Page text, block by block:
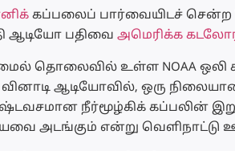
கப்பலைப் பார்வையிடச் சென்ற
ஆடியோ பதிவை அமெரிக்க
மைல் தொலைவில் உள்ள NOAA ஒலி
ஆடியோவில், ஒரு
நீர்மூழ்கிக் கப்பலின்
அடங்கும் என்று வெளிநாட்டு